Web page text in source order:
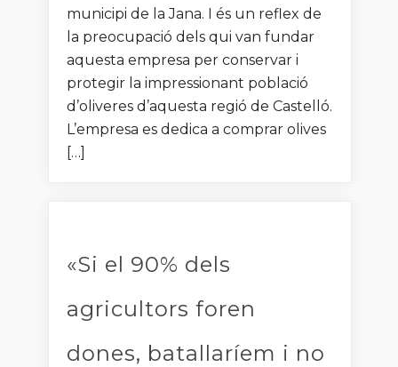
municipi de la Jana. I és un reflex de
la preocupació dels qui van fundar
aquesta empresa per conservar i
protegir la impressionant població
d’oliveres d’aquesta regió de Castelló.
L’empresa es dedica a comprar olives
[…]
«Si el 90% dels
agricultors foren
dones, batallaríem i no